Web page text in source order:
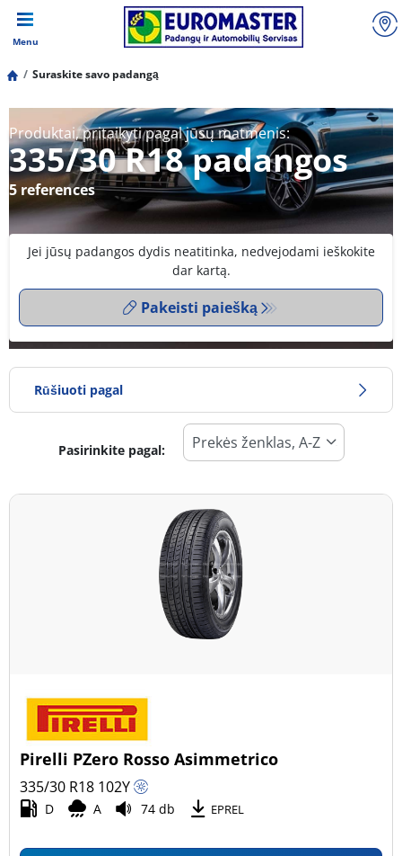
Menu
Suraskite savo padangą
Produktai, pritaikyti pagal jūsų matmenis:
335/30 R18 padangos
5 references
Jei jūsų padangos dydis neatitinka, nedvejodami ieškokite
dar kartą.
Pakeisti paiešką
Rūšiuoti pagal
Padangos tipas
Visi tipai (5)
Visi sezonai (0)
Lengvasis automobilis (5)
Visureigis (0)
Mažas sunkvežimis (0)
Motociklas (0)
Pasirinkite pagal:
Pirelli PZero Rosso Asimmetrico
335/30 R18 102Y
D A 74 db EPREL